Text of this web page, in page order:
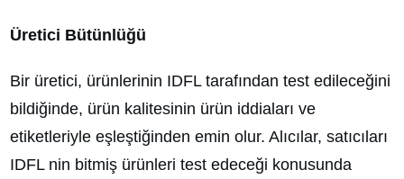
Üretici Bütünlüğü
Bir üretici, ürünlerinin IDFL tarafından test edileceğini
bildiğinde, ürün kalitesinin ürün iddiaları ve
etiketleriyle eşleştiğinden emin olur. Alıcılar, satıcıları
IDFL nin bitmiş ürünleri test edeceği konusunda